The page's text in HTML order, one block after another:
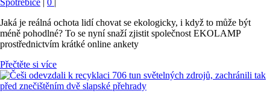
Spotřebiče | 0 |
Jaká je reálná ochota lidí chovat se ekologicky, i když to může být
méně pohodlné? To se nyní snaží zjistit společnost EKOLAMP
prostřednictvím krátké online ankety
Přečtěte si více